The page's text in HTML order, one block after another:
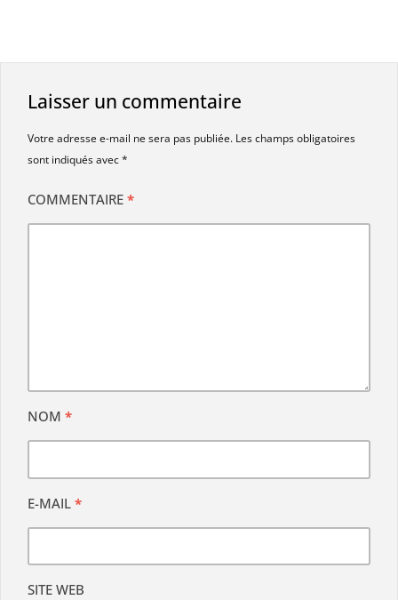
Laisser un commentaire
Votre adresse e-mail ne sera pas publiée. Les champs obligatoires
sont indiqués avec*
COMMENTAIRE *
NOM *
E-MAIL *
SITE WEB